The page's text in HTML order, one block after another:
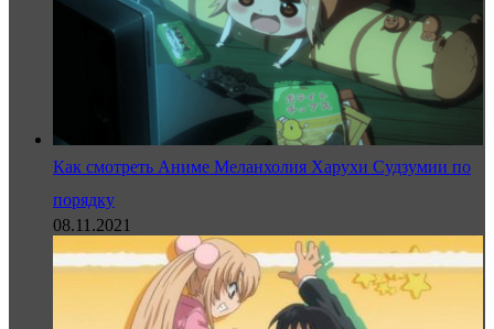
Как смотреть Аниме Меланхолия Харухи Судзумии по
порядку
08.11.2021